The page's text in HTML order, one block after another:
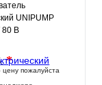
UNIPUMP
В
*
цену пожалуйста